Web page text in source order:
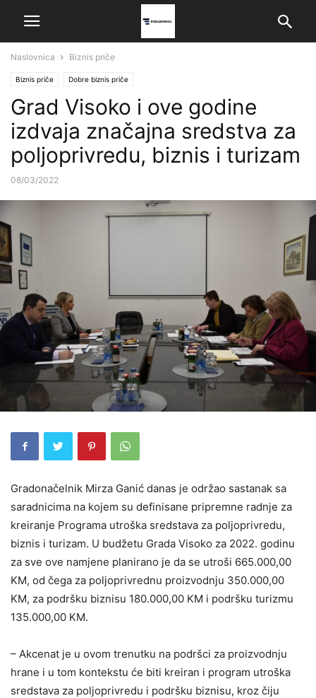
Naslovnica Biznis priče
Biznis priče Dobre biznis priče
Grad Visoko i ove godine
izdvaja značajna sredstva za
poljoprivredu, biznis i turizam
08/03/2022
Gradonačelnik Mirza Ganić danas je održao sastanak sa
saradnicima na kojem su definisane pripremne radnje za
kreiranje Programa utroška sredstava za poljoprivredu,
biznis i turizam. U budžetu Grada Visoko za 2022. godinu
za sve ove namjene planirano je da se utroši 665.000,00
KM, od čega za poljoprivrednu proizvodnju 350.000,00
KM, za podršku biznisu 180.000,00 KM i podršku turizmu
135.000,00 KM.
– Akcenat je u ovom trenutku na podršci za proizvodnju
hrane i u tom kontekstu će biti kreiran i program utroška
sredstava za poljoprivredu i podršku biznisu, kroz čiju